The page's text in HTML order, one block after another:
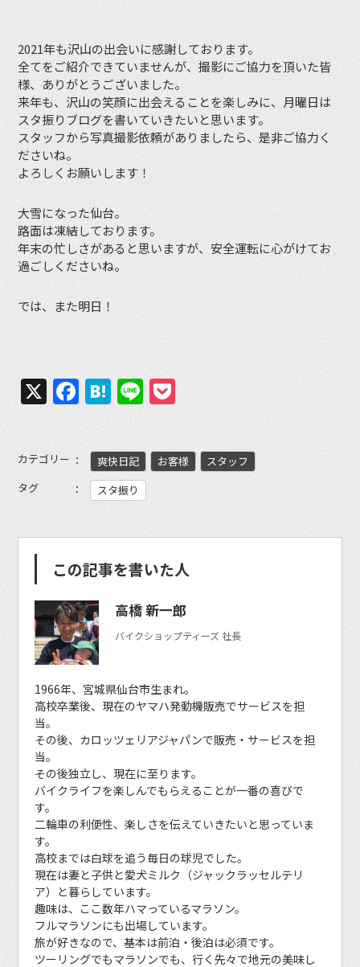
2021年も沢山の出会いに感謝しております。
全てをご紹介できていませんが、撮影にご協力を頂いた皆
様、ありがとうございました。
来年も、沢山の笑顔に出会えることを楽しみに、月曜日は
スタ振りブログを書いていきたいと思います。
スタッフから写真撮影依頼がありましたら、是非ご協力く
ださいね。
よろしくお願いします！
大雪になった仙台。
路面は凍結しております。
年末の忙しさがあると思いますが、安全運転に心がけてお
過ごしくださいね。
では、また明日！
X Facebook
Hatena
Line
カテゴリー 爽快日記 お客様
スタッフ
タグ
スタ振り
この記事を書いた人
高橋 新一郎
バイクショップティーズ 社長
1966年、宮城県仙台市生まれ。
高校卒業後、現在のヤマハ発動機販売でサービスを担
当。
その後、カロッツェリアジャパンで販売・サービスを担
当。
その後独立し、現在に至ります。
バイクライフを楽しんでもらえることが一番の喜びで
す。
二輪車の利便性、楽しさを伝えていきたいと思っていま
す。
高校までは白球を追う毎日の球児でした。
現在は妻と子供と愛犬ミルク（ジャックラッセルテリ
ア）と暮らしています。
趣味は、ここ数年ハマっているマラソン。
フルマラソンにも出場しています。
旅が好きなので、基本は前泊・後泊は必須です。
ツーリングでもマラソンでも、行く先々で地元の美味し